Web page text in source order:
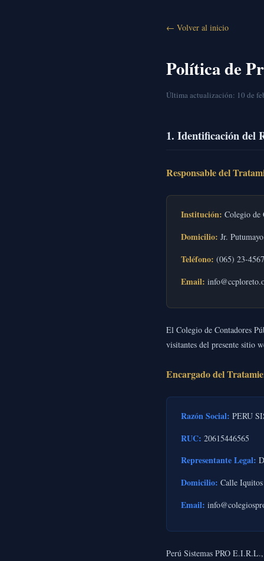
← Volver al inicio
Política de
Última actualización: 10 de
1. Identificación del
Responsable del
Institución: Colegio de
Domicilio: Jr.
Teléfono: (065) 23-4567
Email:
El Colegio de Contadores
visitantes del presente sitio
Encargado del
Razón Social: PERU
RUC: 20615446565
Representante Legal:
Domicilio: Calle
Email:
Perú Sistemas PRO